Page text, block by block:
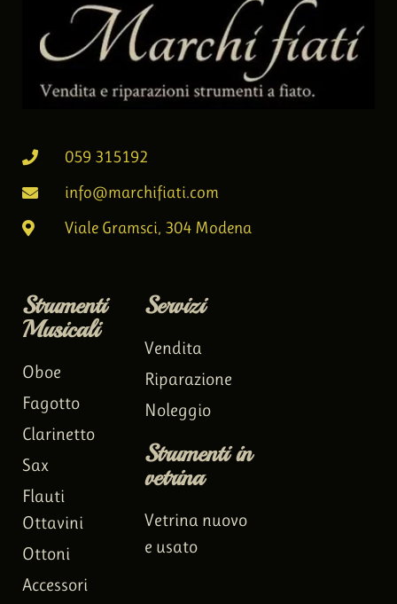
059 315192
info@marchifiati.com
Viale Gramsci, 304 Modena
Strumenti
Musicali
Oboe
Fagotto
Clarinetto
Sax
Flauti
Ottavini
Ottoni
Accessori
Servizi
Vendita
Riparazione
Noleggio
Strumenti in
vetrina
Vetrina nuovo
e usato